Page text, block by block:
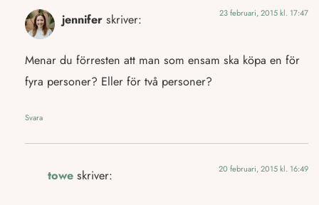
jennifer skriver: 23 februari, 2015 kl. 17:47
Menar du förresten att man som ensam ska köpa en för
fyra personer? Eller för två personer?
Svara
towe skriver: 20 februari, 2015 kl. 16:49